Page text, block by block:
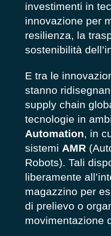
investimenti in
innovazione per
resilienza, la
sostenibilità
E tra le
stanno
supply chain
tecnologie in
Automation , in
sistemi AMR
Robots). Tali
liberamente
magazzino per
di prelievo o
movimentazione